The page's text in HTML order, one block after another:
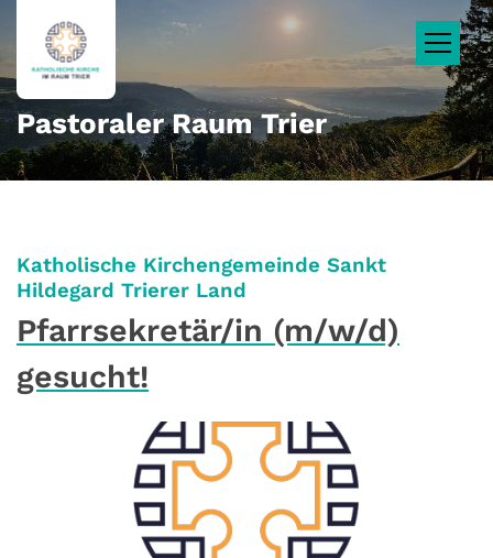
Pastoraler Raum Trier
Katholische Kirchengemeinde Sankt
Hildegard Trierer Land
Pfarrsekretär/in (m/w/d)
gesucht!